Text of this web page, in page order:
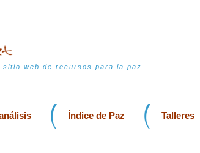
sitio web de recursos para la paz
Índice de Paz Talleres